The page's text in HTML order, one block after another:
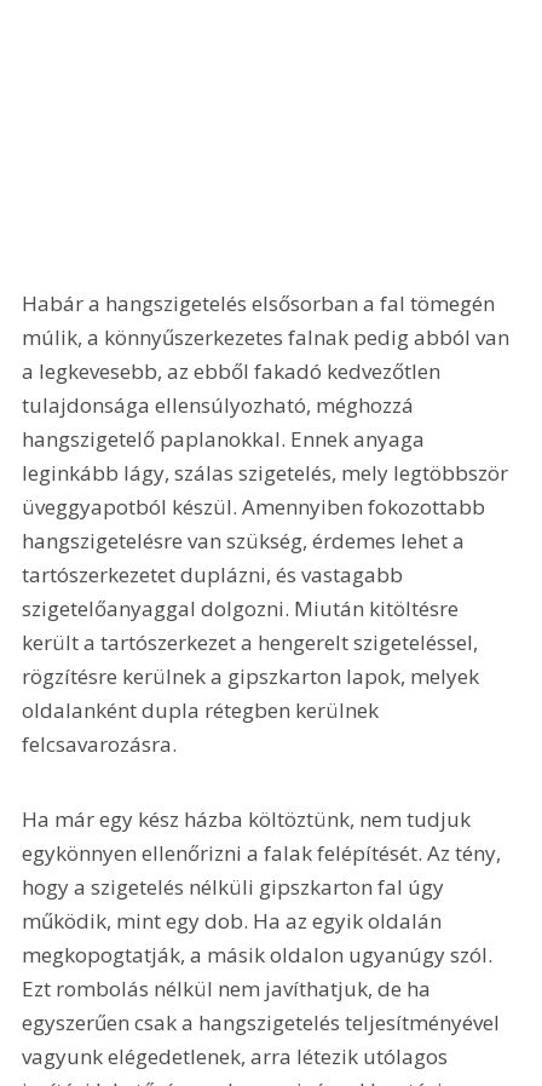
Habár a hangszigetelés elsősorban a fal tömegén
múlik, a könnyűszerkezetes falnak pedig abból van
a legkevesebb, az ebből fakadó kedvezőtlen
tulajdonsága ellensúlyozható, méghozzá
hangszigetelő paplanokkal. Ennek anyaga
leginkább lágy, szálas szigetelés, mely legtöbbször
üveggyapotból készül. Amennyiben fokozottabb
hangszigetelésre van szükség, érdemes lehet a
tartószerkezetet duplázni, és vastagabb
szigetelőanyaggal dolgozni. Miután kitöltésre
került a tartószerkezet a hengerelt szigeteléssel,
rögzítésre kerülnek a gipszkarton lapok, melyek
oldalanként dupla rétegben kerülnek
felcsavarozásra.
Ha már egy kész házba költöztünk, nem tudjuk
egykönnyen ellenőrizni a falak felépítését. Az tény,
hogy a szigetelés nélküli gipszkarton fal úgy
működik, mint egy dob. Ha az egyik oldalán
megkopogtatják, a másik oldalon ugyanúgy szól.
Ezt rombolás nélkül nem javíthatjuk, de ha
egyszerűen csak a hangszigetelés teljesítményével
vagyunk elégedetlenek, arra létezik utólagos